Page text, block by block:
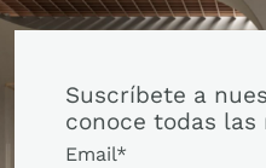
Suscríbete a
conoce todas las